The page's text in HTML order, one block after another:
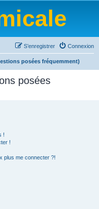
Connexion
S’enregistrer
posées fréquemment)
posées
!
!
plus me connecter ?!